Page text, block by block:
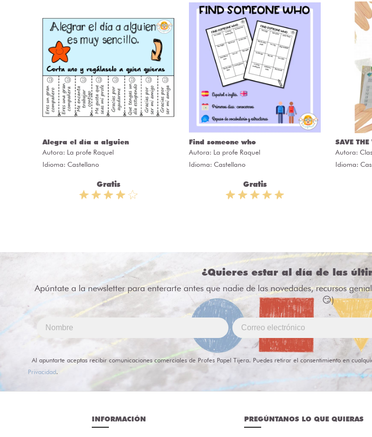
Alegra el día a alguien
Autora: La profe Raquel
Idioma: Castellano
Gratis
Find someone who
Autora: La profe Raquel
Idioma: Castellano
Gratis
SAVE THE
Autora:
Idioma:
¿Quieres estar al día de las
Apúntate a la newsletter para enterarte antes que nadie de las novedades, recursos
😏)
Al apuntarte aceptas recibir comunicaciones comerciales de Profes Papel Tijera. Puedes retirar el consentimiento en
Privacidad.
INFORMACIÓN PREGÚNTANOS LO QUE QUIERAS